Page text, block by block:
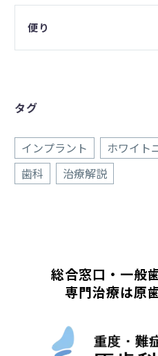
便り
タグ
インプラント ホワイト
歯科
治療解説
総合窓口・一般
専門治療は原